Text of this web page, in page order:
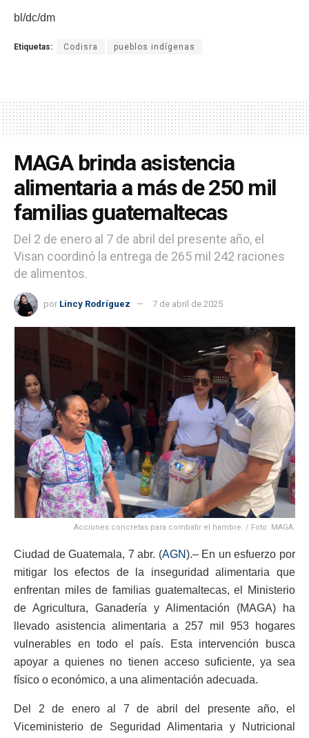
bl/dc/dm
Etiquetas: Codisra pueblos indígenas
MAGA brinda asistencia
alimentaria a más de 250 mil
familias guatemaltecas
Del 2 de enero al 7 de abril del presente año, el
Visan coordinó la entrega de 265 mil 242 raciones
de alimentos.
por Lincy Rodríguez 7 de abril de 2025
Acciones concretas para combatir el hambre. / Foto: MAGA.
Ciudad de Guatemala, 7 abr. (AGN).– En un esfuerzo por
mitigar los efectos de la inseguridad alimentaria que
enfrentan miles de familias guatemaltecas, el Ministerio
de Agricultura, Ganadería y Alimentación (MAGA) ha
llevado asistencia alimentaria a 257 mil 953 hogares
vulnerables en todo el país. Esta intervención busca
apoyar a quienes no tienen acceso suficiente, ya sea
físico o económico, a una alimentación adecuada.
Del 2 de enero al 7 de abril del presente año, el
Viceministerio de Seguridad Alimentaria y Nutricional